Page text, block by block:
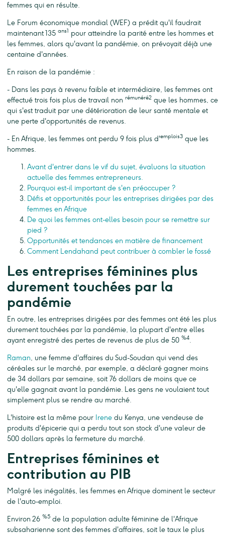
femmes qui en résulte.
Le Forum économique mondial (WEF) a prédit qu'il faudrait
maintenant 135 ans1 pour atteindre la parité entre les hommes et
les femmes, alors qu'avant la pandémie, on prévoyait déjà une
centaine d'années.
En raison de la pandémie :
- Dans les pays à revenu faible et intermédiaire, les femmes ont
effectué trois fois plus de travail non rémunéré2 que les hommes, ce
qui s'est traduit par une détérioration de leur santé mentale et
une perte d'opportunités de revenus.
- En Afrique, les femmes ont perdu 9 fois plus d'emplois3 que les
hommes.
Avant d'entrer dans le vif du sujet, évaluons la situation
actuelle des femmes entrepreneurs.
Pourquoi est-il important de s'en préoccuper ?
Défis et opportunités pour les entreprises dirigées par des
femmes en Afrique
De quoi les femmes ont-elles besoin pour se remettre sur
pied ?
Opportunités et tendances en matière de financement
Comment Lendahand peut contribuer à combler le fossé
Les entreprises féminines plus
durement touchées par la
pandémie
En outre, les entreprises dirigées par des femmes ont été les plus
durement touchées par la pandémie, la plupart d'entre elles
ayant enregistré des pertes de revenus de plus de 50 %4.
Raman, une femme d'affaires du Sud-Soudan qui vend des
céréales sur le marché, par exemple, a déclaré gagner moins
de 34 dollars par semaine, soit 76 dollars de moins que ce
qu'elle gagnait avant la pandémie. Les gens ne voulaient tout
simplement plus se rendre au marché.
L'histoire est la même pour Irene du Kenya, une vendeuse de
produits d'épicerie qui a perdu tout son stock d'une valeur de
500 dollars après la fermeture du marché.
Entreprises féminines et
contribution au PIB
Malgré les inégalités, les femmes en Afrique dominent le secteur
de l'auto-emploi.
Environ 26 %5 de la population adulte féminine de l'Afrique
subsaharienne sont des femmes d'affaires, soit le taux le plus